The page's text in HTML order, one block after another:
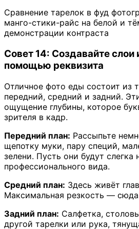
Сравнение тарелок в фуд
манго-стики-райс на белой и
демонстрации контраста
Совет 14: Создавайте слои
помощью реквизита
Отличное фото еды состоит из
передний, средний и задний.
ощущение глубины, которое
зрителя в кадр.
Передний план: Рассыпьте
щепотку муки, пару специй,
зелени. Пусть они будут слегка
профессионального вида.
Средний план: Здесь живёт
Максимальная резкость —
Задний план: Салфетка,
другой тарелки или рука,